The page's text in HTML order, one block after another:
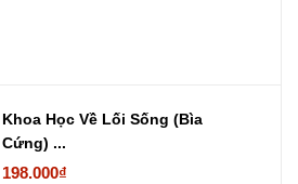
Khoa Học Về Lối Sống (Bìa
Cứng) ...
198.000₫